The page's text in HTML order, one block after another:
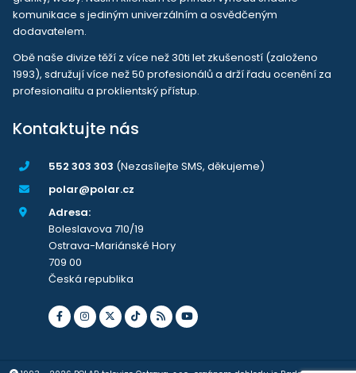
komunikace s jediným univerzálním a osvědčeným
dodavatelem.
Obě naše divize těží z více než 30ti let zkušeností (založeno
1993), sdružují více než 50 profesionálů a drží řadu ocenění za
profesionalitu a proklientský přístup.
Kontaktujte nás
552 303 303 (Nezasílejte SMS, děkujeme)
polar@polar.cz
Adresa:
Boleslavova 710/19
Ostrava-Mariánské Hory
709 00
Česká republika